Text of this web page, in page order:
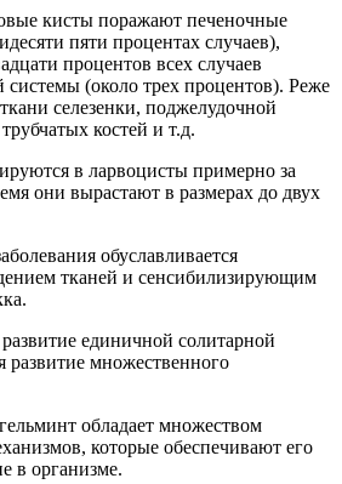
кисты поражают печеночные
пяти процентах случаев),
процентов всех случаев
системы (около трех процентов). Реже
селезенки, поджелудочной
костей и т.д.
в ларвоцисты примерно за
они вырастают в размерах до двух
обуславливается
тканей и сенсибилизирующим
единичной солитарной
развитие множественного
обладает множеством
которые обеспечивают его
в организме.